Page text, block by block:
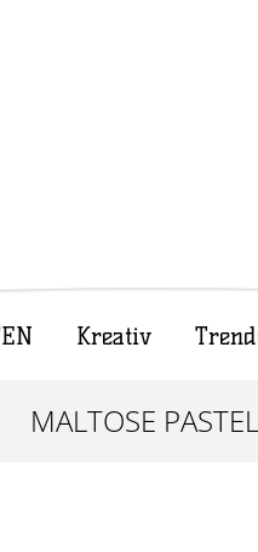
Kreativ
MALTOSE